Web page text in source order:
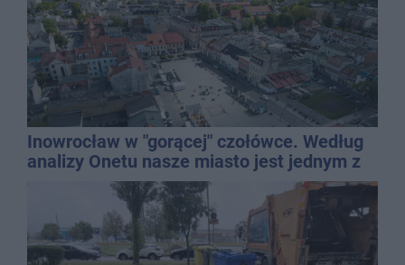
Inowrocław w "gorącej" czołówce. Według
analizy Onetu nasze miasto jest jednym z
najbardziej narażonych na upały